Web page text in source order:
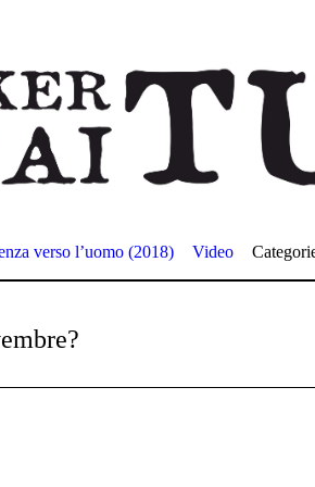
verso l’uomo (2018) Video